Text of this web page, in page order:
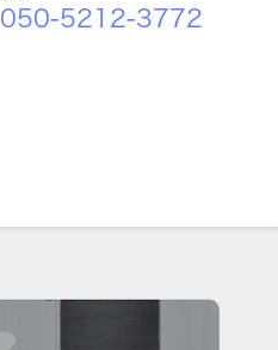
050-5212-3772